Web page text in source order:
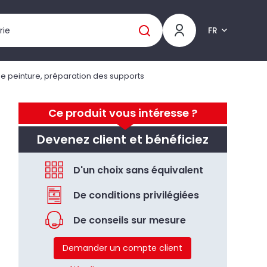
FR
peinture, préparation des supports
Ce produit vous intéresse ?
Devenez client et bénéficiez
D'un choix sans équivalent
De conditions privilégiées
De conseils sur mesure
Demander un compte client